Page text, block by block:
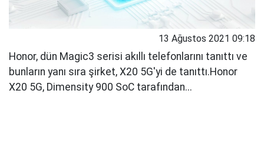
13 Ağustos 2021 09:18
Honor, dün Magic3 serisi akıllı telefonlarını tanıttı ve
bunların yanı sıra şirket, X20 5G'yi de tanıttı.Honor
X20 5G, Dimensity 900 SoC tarafından...